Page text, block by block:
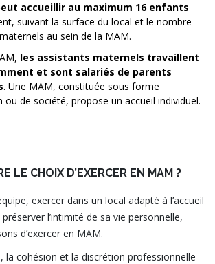
accueillir au maximum 16 enfants
suivant la surface du local et le nombre
au sein de la MAM.
les assistants maternels travaillent
et sont salariés de parents
. Une MAM, constituée sous forme
ou de société, propose un accueil individuel.
LE CHOIX D’EXERCER EN MAM ?
exercer dans un local adapté à l’accueil
l’intimité de sa vie personnelle,
d’exercer en MAM.
la cohésion et la discrétion professionnelle